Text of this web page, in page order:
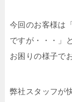
今回のお客様は
ですが・・・」と
お困りの様子で
弊社スタッフが